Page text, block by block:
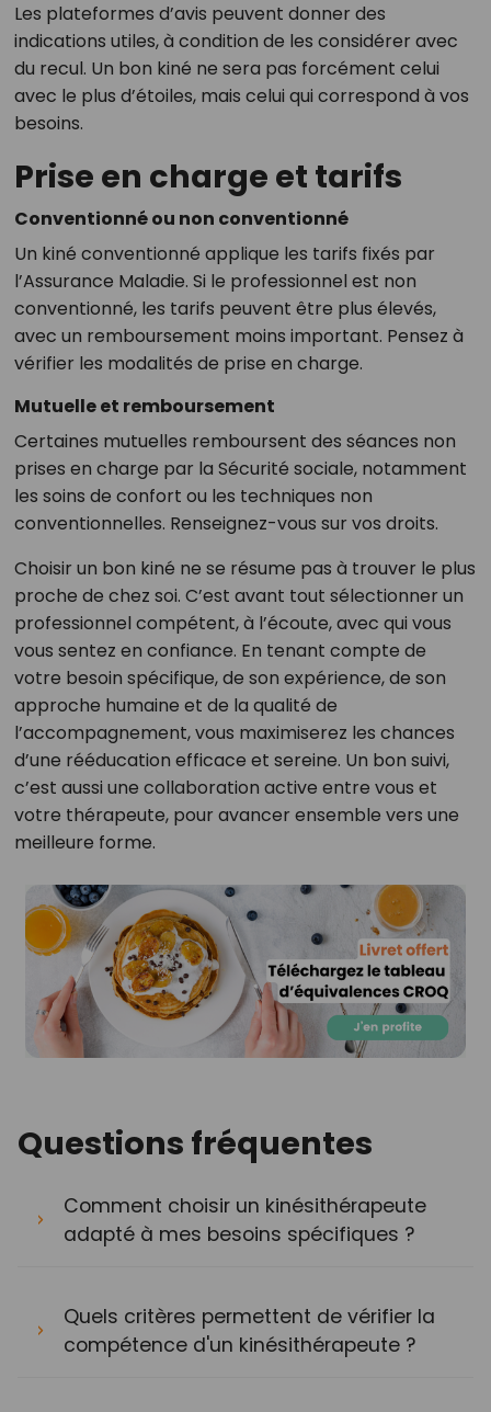
Les plateformes d’avis peuvent donner des
indications utiles, à condition de les considérer avec
du recul. Un bon kiné ne sera pas forcément celui
avec le plus d’étoiles, mais celui qui correspond à vos
besoins.
Prise en charge et tarifs
Conventionné ou non conventionné
Un kiné conventionné applique les tarifs fixés par
l’Assurance Maladie. Si le professionnel est non
conventionné, les tarifs peuvent être plus élevés,
avec un remboursement moins important. Pensez à
vérifier les modalités de prise en charge.
Mutuelle et remboursement
Certaines mutuelles remboursent des séances non
prises en charge par la Sécurité sociale, notamment
les soins de confort ou les techniques non
conventionnelles. Renseignez-vous sur vos droits.
Choisir un bon kiné ne se résume pas à trouver le plus
proche de chez soi. C’est avant tout sélectionner un
professionnel compétent, à l’écoute, avec qui vous
vous sentez en confiance. En tenant compte de
votre besoin spécifique, de son expérience, de son
approche humaine et de la qualité de
l’accompagnement, vous maximiserez les chances
d’une rééducation efficace et sereine. Un bon suivi,
c’est aussi une collaboration active entre vous et
votre thérapeute, pour avancer ensemble vers une
meilleure forme.
Questions fréquentes
Comment choisir un kinésithérapeute
adapté à mes besoins spécifiques ?
Quels critères permettent de vérifier la
compétence d'un kinésithérapeute ?